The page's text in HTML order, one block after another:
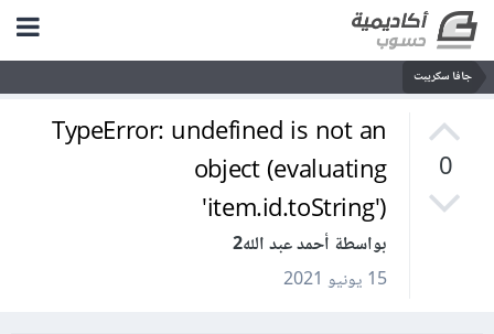
جافا سكريبت
0
TypeError: undefined is not an
object (evaluating
'item.id.toString')
بواسطة أحمد عبد الله2
15 يونيو 2021